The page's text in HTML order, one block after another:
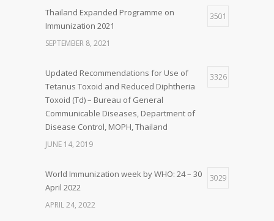
Thailand Expanded Programme on
Immunization 2021
3501
SEPTEMBER 8, 2021
Updated Recommendations for Use of
Tetanus Toxoid and Reduced Diphtheria
Toxoid (Td) – Bureau of General
Communicable Diseases, Department of
Disease Control, MOPH, Thailand
3326
JUNE 14, 2019
World Immunization week by WHO: 24 – 30
April 2022
3029
APRIL 24, 2022